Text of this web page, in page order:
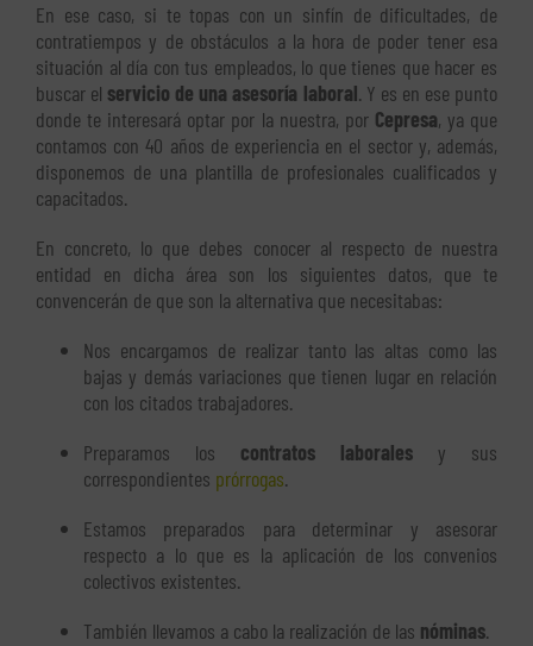
En ese caso, si te topas con un sinfín de dificultades, de
contratiempos y de obstáculos a la hora de poder tener esa
situación al día con tus empleados, lo que tienes que hacer es
buscar el servicio de una asesoría laboral. Y es en ese punto
donde te interesará optar por la nuestra, por Cepresa, ya que
contamos con 40 años de experiencia en el sector y, además,
disponemos de una plantilla de profesionales cualificados y
capacitados.
En concreto, lo que debes conocer al respecto de nuestra
entidad en dicha área son los siguientes datos, que te
convencerán de que son la alternativa que necesitabas:
Nos encargamos de realizar tanto las altas como las
bajas y demás variaciones que tienen lugar en relación
con los citados trabajadores.
Preparamos los contratos laborales y sus
correspondientes prórrogas.
Estamos preparados para determinar y asesorar
respecto a lo que es la aplicación de los convenios
colectivos existentes.
También llevamos a cabo la realización de las nóminas.